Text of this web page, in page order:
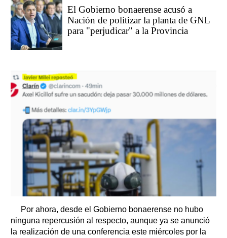
El Gobierno bonaerense acusó a
Nación de politizar la planta de GNL
para "perjudicar" a la Provincia
Por ahora, desde el Gobierno bonaerense no hubo
ninguna repercusión al respecto, aunque ya se anunció
la realización de una conferencia este miércoles por la